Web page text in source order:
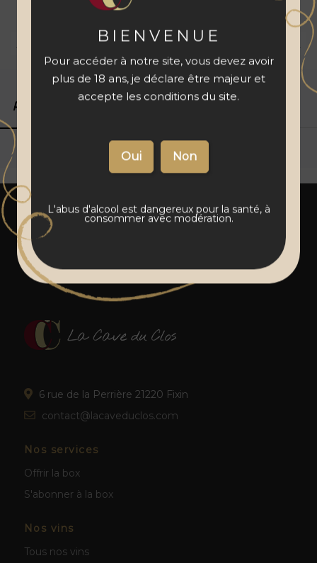
Livraison 48 à 72 h Vins français Paiement sécurisé
Produits associés
6 rue de la Perrière 21220 Fixin
contact@lacaveduclos.com
Nos services
Offrir la box
S'abonner à la box
Nos vins
Tous nos vins
BIENVENUE
Pour accéder à notre site, vous devez avoir
plus de 18 ans, je déclare être majeur et
accepte les conditions du site.
L'abus d'alcool est dangereux pour la santé, à
consommer avec modération.